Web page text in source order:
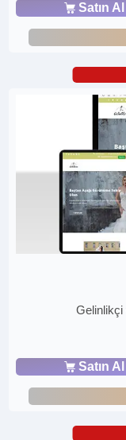
Satın Al
Gelinlikçi
Satın Al